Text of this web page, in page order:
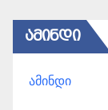
ᲐᲛᲘᲜᲓᲘ
ამინდი